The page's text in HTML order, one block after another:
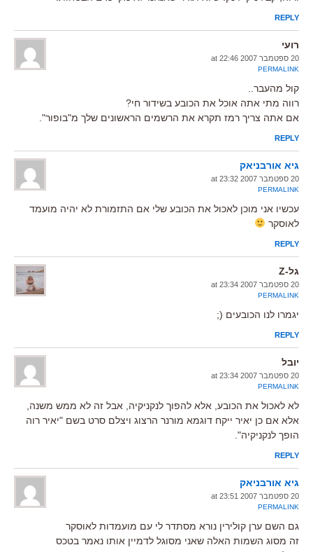
REPLY
רועי
20 ספטמבר 2007 at 22:46
PERMALINK
קול מהעבר..
רווה מתי אתה אוכל את הכובע בשידור חי?
אם אתה צריך רמז תקרא את הרשמים הראשונים שלך מ"בופור".
REPLY
גיא אורבניאק
20 ספטמבר 2007 at 23:32
PERMALINK
עכשיו אני מוכן לאכול את הכובע שלי אם התזמורת לא יהיה מועמד
לאוסקר
REPLY
גל-Z
20 ספטמבר 2007 at 23:34
PERMALINK
יגמרו לנו הכובעים (;
REPLY
יובל
20 ספטמבר 2007 at 23:34
PERMALINK
לא לאכול את הכובע, אלא להפוך לנקניקיה, אבל זה לא ממש משנה,
אלא אם כן יאיר ייקח דוגמא מורנר הרצוג ויצלם סרט בשם "יאיר רוה
הופך לנקניקיה".
REPLY
גיא אורבניאק
20 ספטמבר 2007 at 23:51
PERMALINK
גם השם ערן קולירין נורא מסתדר לי עם מועמדות לאוסקר
זה מסוג השמות האלה שאני מסוגל לדמיין אותו נאמר בטכס